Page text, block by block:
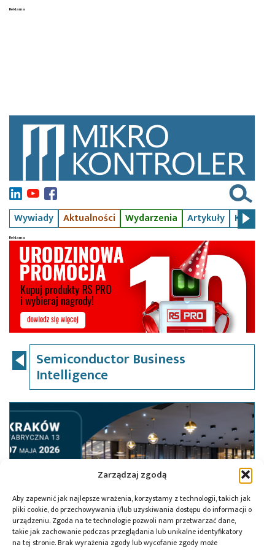
Zarządzaj zgodą
Aby zapewnić jak najlepsze wrażenia, korzystamy z technologii, takich jak
pliki cookie, do przechowywania i/lub uzyskiwania dostępu do informacji o
urządzeniu. Zgoda na te technologie pozwoli nam przetwarzać dane,
takie jak zachowanie podczas przeglądania lub unikalne identyfikatory
na tej stronie. Brak wyrażenia zgody lub wycofanie zgody może
Wywiady Aktualności Wydarzenia Artykuły Kursy
Semiconductor Business
Intelligence